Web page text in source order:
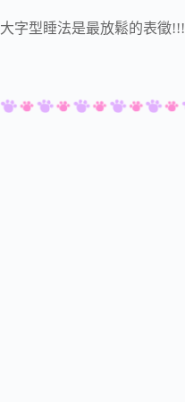
大字型睡法是最放鬆的表徵!!!